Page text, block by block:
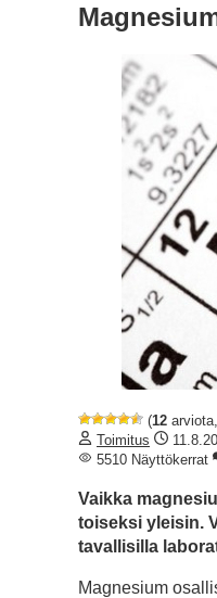
(12
Toimitus
5510 Näyttökerrat
Vaikka
toiseksi yleisin.
tavallisilla
Magnesium